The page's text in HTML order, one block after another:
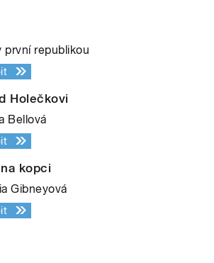
první republikou
Holečkovi
Bellová
kopci
Gibneyová